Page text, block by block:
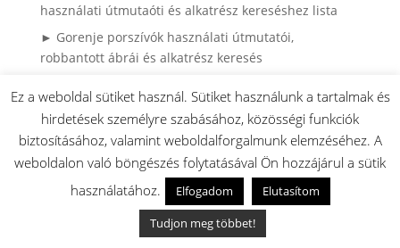
használati útmutaóti és alkatrész kereséshez lista
► Gorenje porszívók használati útmutatói,
robbantott ábrái és alkatrész keresés
► Gorenje mosógép – teljes útmutató: használat,
hibák, karbantartás
► Külső sütő ajtóüveg csere Gorenje és Mora
► Gorenje hűtő ajtógumi csere házilag – így
spórolhatsz tízezreket szerviz nélkül (Könnyen
Ez a weboldal sütiket használ. Sütiket használunk a tartalmak és
hirdetések személyre szabásához, közösségi funkciók
biztosításához, valamint weboldalforgalmunk elemzéséhez. A
weboldalon való böngészés folytatásával Ön hozzájárul a sütik
használatához.
Elfogadom
Elutasítom
Tudjon meg többet!